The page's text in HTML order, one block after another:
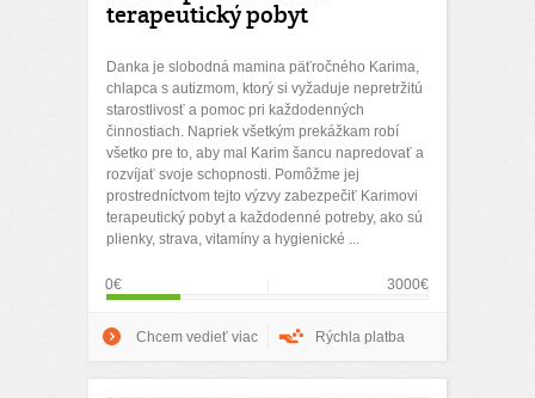
terapeutický pobyt
Danka je slobodná mamina päťročného Karima,
chlapca s autizmom, ktorý si vyžaduje nepretržitú
starostlivosť a pomoc pri každodenných
činnostiach. Napriek všetkým prekážkam robí
všetko pre to, aby mal Karim šancu napredovať a
rozvíjať svoje schopnosti. Pomôžme jej
prostredníctvom tejto výzvy zabezpečiť Karimovi
terapeutický pobyt a každodenné potreby, ako sú
plienky, strava, vitamíny a hygienické ...
0€ 3000€
Chcem vedieť viac Rýchla platba